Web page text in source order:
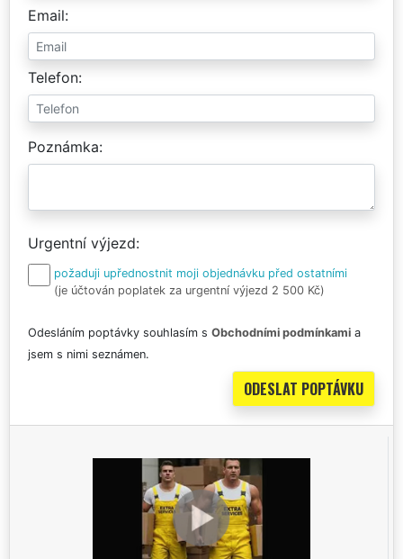
Email
Telefon
Poznámka
Urgentní výjezd
požaduji upřednostnit moji objednávku před ostatními
(je účtován poplatek za urgentní výjezd 2 500 Kč)
Odesláním poptávky souhlasím s Obchodními podmínkami a
jsem s nimi seznámen.